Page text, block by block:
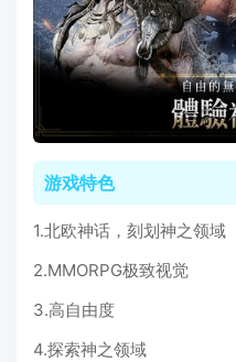
游戏特色
1.北欧神话，刻划神之领域
2.MMORPG极致视觉
3.高自由度
4.探索神之领域